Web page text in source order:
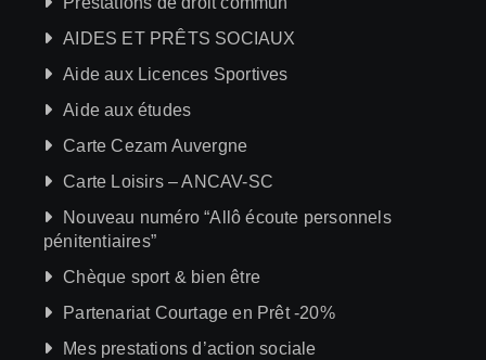
AIDES ET PRÊTS SOCIAUX
Aide aux Licences Sportives
Aide aux études
Carte Cezam Auvergne
Carte Loisirs – ANCAV-SC
Nouveau numéro “Allô écoute personnels
pénitentiaires”
Chèque sport & bien être
Partenariat Courtage en Prêt -20%
Mes prestations d’action sociale